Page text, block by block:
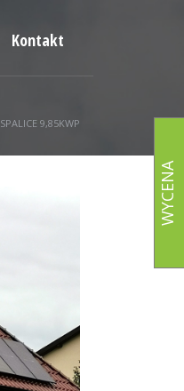
Kontakt
SPALICE 9,85KWP
WYCENA